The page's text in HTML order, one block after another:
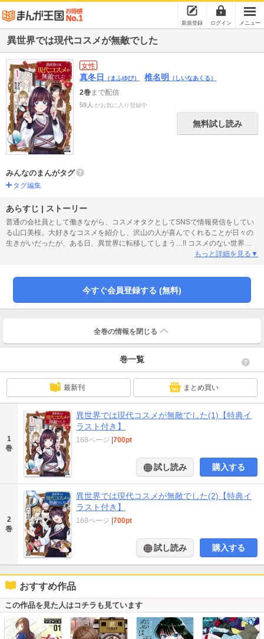
新規登録 ログイン メニュー
異世界では現代コスメが無敵でした
女性
真冬日 （まふゆび） 椎名明 （しいなあくる）
2巻まで配信
59人 がお気に入り登録中
無料試し読み
みんなのまんがタグ
タグ編集
あらすじ | ストーリー
普通の会社員として働きながら、コスメオタクとしてSNSで情報発信をしてい
る山口美桜。大好きなコスメを紹介し、沢山の人が喜んでくれることが日々の
生きがいだったが、ある日、異世界に転移してしまう…!! コスメのない世界に
絶望しかけていたが、異世界の神を名乗る人物からスキル【コスメショップ】
もっと詳細を見る▼
今すぐ会員登録する (無料)
全巻の情報を 閉じる
巻一覧
最新刊 まとめ買い
1
巻
異世界では現代コスメが無敵でした(1)【特典イ
ラスト付き】
168ページ |700pt
試し読み 購入する
2
巻
異世界では現代コスメが無敵でした(2)【特典イ
ラスト付き】
168ページ |700pt
試し読み 購入する
おすすめ作品
この作品を見た人はコチラも見ています